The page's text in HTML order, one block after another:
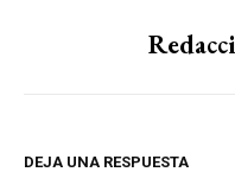
DEJA UNA RESPUESTA